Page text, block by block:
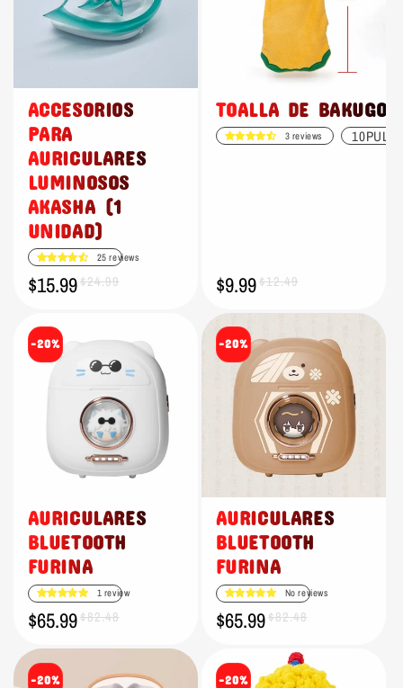
ACCESORIOS
PARA
AURICULARES
LUMINOSOS
AKASHA (1
UNIDAD)
25 reviews
Precio
de
$15.99
Precio
habitual
$24.99
TOALLA DE BAKUGO
3 reviews 10PULG
Precio
de
oferta
$9.99
Precio
habitual
$12.49
-20%
AURICULARES
BLUETOOTH
FURINA
1 review
Precio
de
oferta
$65.99
Precio
habitual
$82.48
-20%
AURICULARES
BLUETOOTH
FURINA
No reviews
Precio
de
$65.99
Precio
habitual
$82.48
-20% -20%